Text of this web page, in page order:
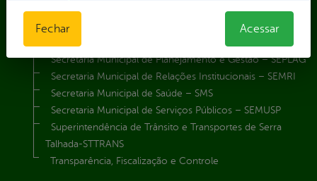
Secretaria Municipal de Governo – SEGOV
Secretaria Municipal de Meio Ambiente – SEMA
Secretaria Municipal de Planejamento e Gestão – SEPLAG
Secretaria Municipal de Relações Institucionais – SEMRI
Secretaria Municipal de Saúde – SMS
Secretaria Municipal de Serviços Públicos – SEMUSP
Superintendência de Trânsito e Transportes de Serra
Talhada-STTRANS
Transparência, Fiscalização e Controle
Fechar Acessar